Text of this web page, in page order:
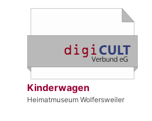
Kinderwagen
Heimatmuseum Wolfersweiler